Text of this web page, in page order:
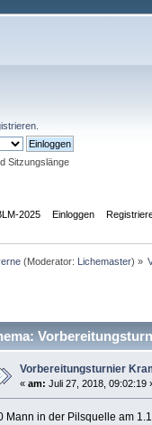
Sitzungslänge
2025 Einloggen
(Moderator: Lichemaster) »
Vorbereitungsturnier
« am: Juli 27, 2018, 09:02:19
Mann in der Pilsquelle am